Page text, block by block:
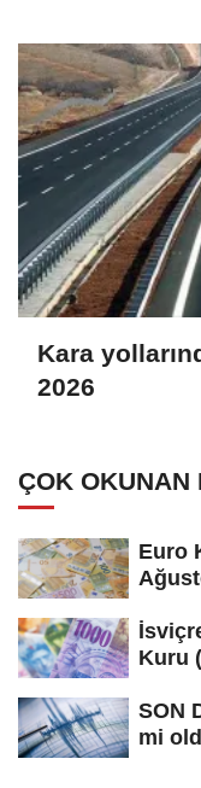
Kara
2026
ÇOK OKUNAN
Euro
Kuru
SON
mi